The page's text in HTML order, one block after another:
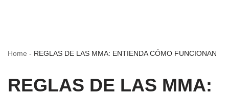
Home - REGLAS DE LAS MMA: ENTIENDA CÓMO FUNCIONAN
REGLAS DE LAS MMA: